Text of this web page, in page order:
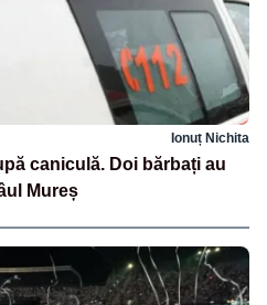
Ionuț Nichita
caniculă. Doi bărbați au
Mureș